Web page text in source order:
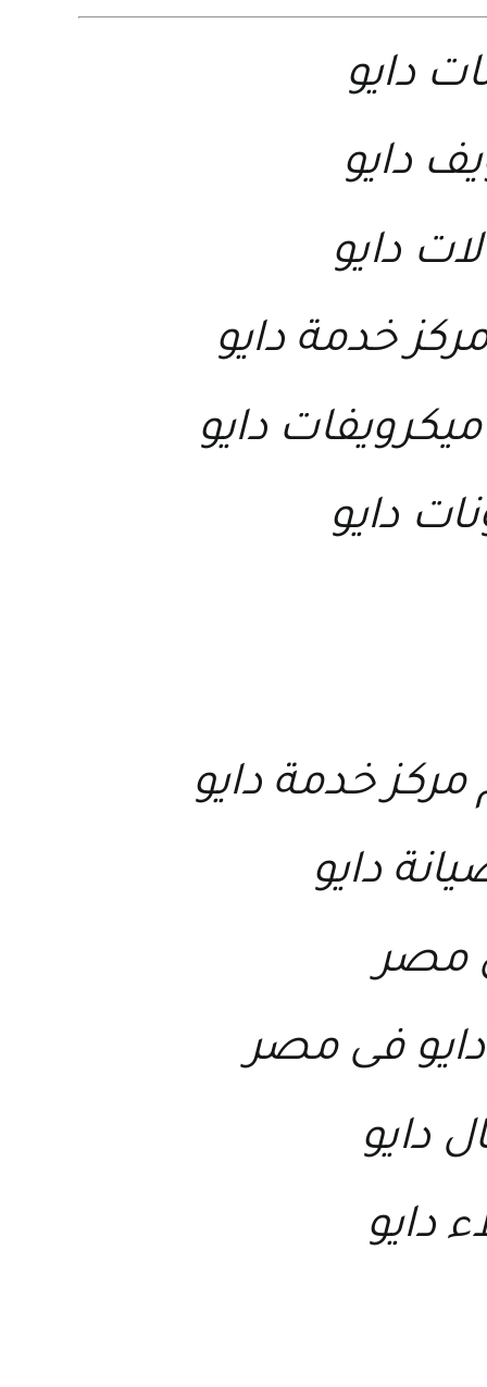
دايو
دايو
دايو
خدمة دايو
دايو
دايو
مركز خدمة دايو
دايو
مصر
دايو فى مصر
دايو
دايو